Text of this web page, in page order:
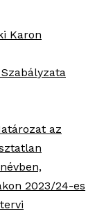
Karon
az
2023/24-es